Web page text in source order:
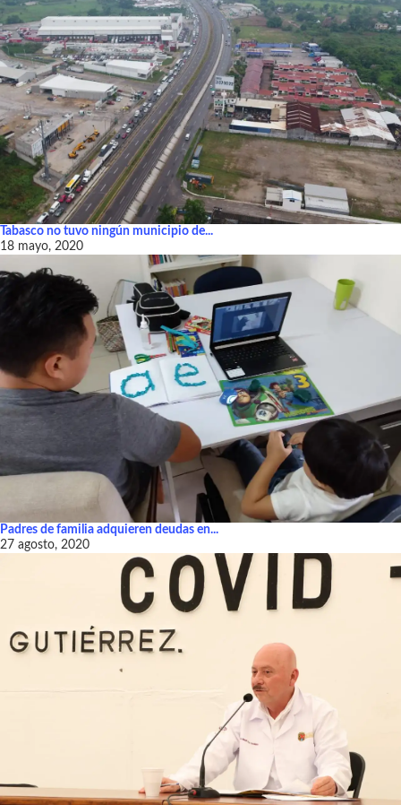
Tabasco no tuvo ningún municipio de...
18 mayo, 2020
Padres de familia adquieren deudas en...
27 agosto, 2020